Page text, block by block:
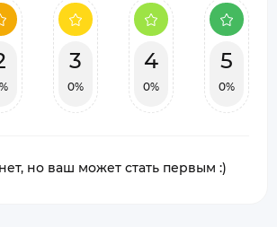
3
0%
4
0%
5
0%
но ваш может стать первым :)